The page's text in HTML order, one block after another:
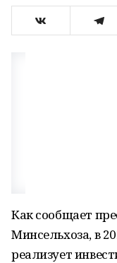
Как сообщает
Минсельхоза, в
реализует